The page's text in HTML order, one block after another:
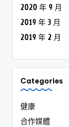
2020 年 9 月
2019 年 3 月
2019 年 2 月
Categories
健康
合作媒體